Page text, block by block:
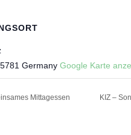
Germany Google Karte
Mittagessen KIZ –